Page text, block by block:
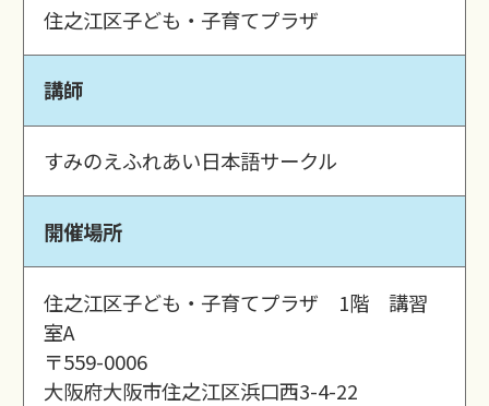
住之江区子ども・子育てプラザ
講師
すみのえふれあい日本語サークル
開催場所
住之江区子ども・子育てプラザ 1階 講習
室A
〒559-0006
大阪府大阪市住之江区浜口西3-4-22